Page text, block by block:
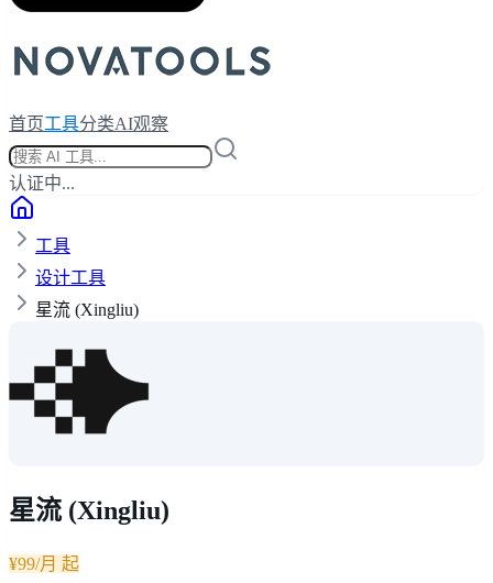
首页工具分类AI观察
认证中...
工具
设计工具
星流 (Xingliu)
星流 (Xingliu)
¥99/月 起